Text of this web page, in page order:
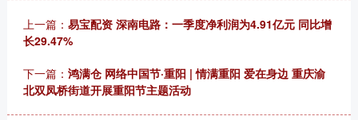
上一篇： 易宝配资 深南电路：一季度净利润为4.91亿元 同比增
长29.47%
下一篇： 鸿满仓 网络中国节·重阳 | 情满重阳 爱在身边 重庆渝
北双凤桥街道开展重阳节主题活动